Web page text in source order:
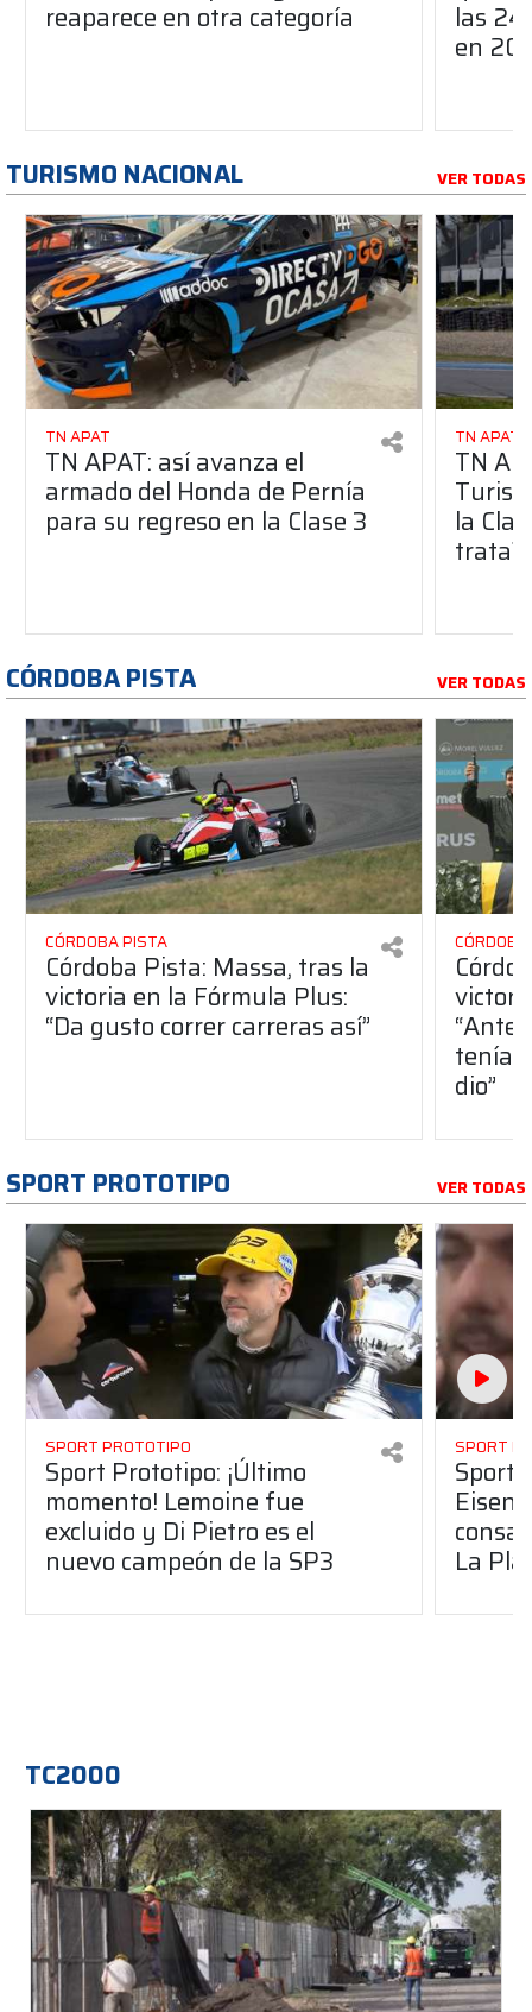
reaparece en otra categoría las
en
TURISMO NACIONAL VER TODAS
TN APAT
TN APAT: así avanza el
armado del Honda de Pernía
para su regreso en la Clase 3
TN APAT
TN
la
trata?
CÓRDOBA PISTA VER TODAS
CÓRDOBA PISTA
Córdoba Pista: Massa, tras la
victoria en la Fórmula Plus:
“Da gusto correr carreras así”
dio”
SPORT PROTOTIPO VER TODAS
SPORT PROTOTIPO
Sport Prototipo: ¡Último
momento! Lemoine fue
excluido y Di Pietro es el
nuevo campeón de la SP3
SPORT
Sport
La
TC2000